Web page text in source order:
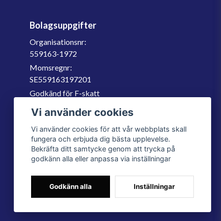
Bolagsuppgifter
Organisationsnr:
559163-1972
Momsregnr:
SE559163197201
Godkänd för F-skatt
060-566 800
Vi använder cookies
Vi använder cookies för att vår webbplats skall
fungera och erbjuda dig bästa upplevelse.
Bekräfta ditt samtycke genom att trycka på
godkänn alla eller anpassa via inställningar
Godkänn alla Inställningar